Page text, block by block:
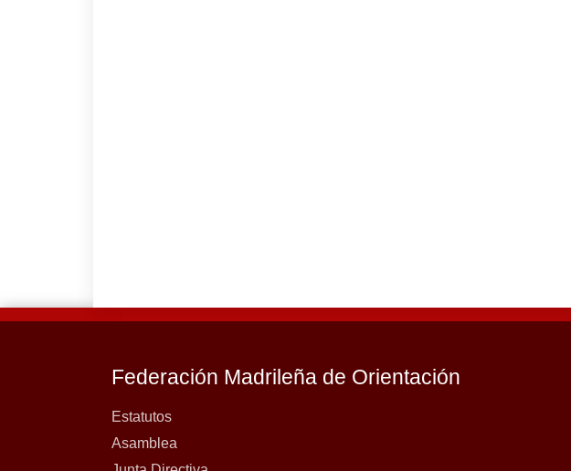
Federación Madrileña de Orientación
Estatutos
Asamblea